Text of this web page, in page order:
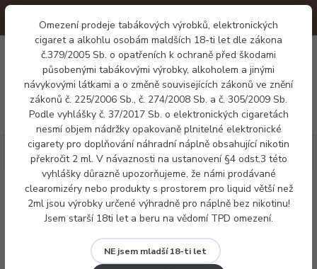
Omezení prodeje tabákových výrobků, elektronických
cigaret a alkohlu osobám maldších 18-ti let dle zákona
č.379/2005 Sb. o opatřeních k ochraně před škodami
působenými tabákovými výrobky, alkoholem a jinými
návykovými látkami a o změně souvisejících zákonů ve znění
zákonů č. 225/2006 Sb., č. 274/2008 Sb. a č. 305/2009 Sb.
Podle vyhlášky č. 37/2017 Sb. o elektronických cigaretách
nesmí objem nádržky opakovaně plnitelné elektronické
cigarety pro doplňování náhradní náplně obsahující nikotin
překročit 2 ml. V návaznosti na ustanovení §4 odst.3 této
vyhlášky důrazně upozorňujeme, že námi prodávané
clearomizéry nebo produkty s prostorem pro liquid větší než
2ml jsou výrobky určené výhradně pro náplně bez nikotinu!
Jsem starší 18ti let a beru na vědomí TPD omezení.
NE jsem mladší 18-ti let
Menu
0 Kč
Náplně Svěží E-liquid Dekang Menthol 10ml
E-liquid Dekang Menthol 10ml